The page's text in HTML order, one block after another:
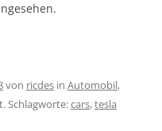
von ricdes in Automobil,
Schlagworte:cars,tesla